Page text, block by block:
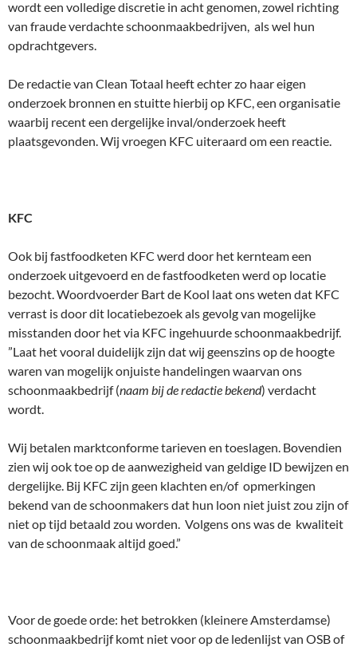
wordt een volledige discretie in acht genomen, zowel richting
van fraude verdachte schoonmaakbedrijven, als wel hun
opdrachtgevers.
De redactie van Clean Totaal heeft echter zo haar eigen
onderzoek bronnen en stuitte hierbij op KFC, een organisatie
waarbij recent een dergelijke inval/onderzoek heeft
plaatsgevonden. Wij vroegen KFC uiteraard om een reactie.
KFC
Ook bij fastfoodketen KFC werd door het kernteam een
onderzoek uitgevoerd en de fastfoodketen werd op locatie
bezocht. Woordvoerder Bart de Kool laat ons weten dat KFC
verrast is door dit locatiebezoek als gevolg van mogelijke
misstanden door het via KFC ingehuurde schoonmaakbedrijf.
”Laat het vooral duidelijk zijn dat wij geenszins op de hoogte
waren van mogelijk onjuiste handelingen waarvan ons
schoonmaakbedrijf (naam bij de redactie bekend) verdacht
wordt.
Wij betalen marktconforme tarieven en toeslagen. Bovendien
zien wij ook toe op de aanwezigheid van geldige ID bewijzen en
dergelijke. Bij KFC zijn geen klachten en/of opmerkingen
bekend van de schoonmakers dat hun loon niet juist zou zijn of
niet op tijd betaald zou worden. Volgens ons was de kwaliteit
van de schoonmaak altijd goed.”
Voor de goede orde: het betrokken (kleinere Amsterdamse)
schoonmaakbedrijf komt niet voor op de ledenlijst van OSB of